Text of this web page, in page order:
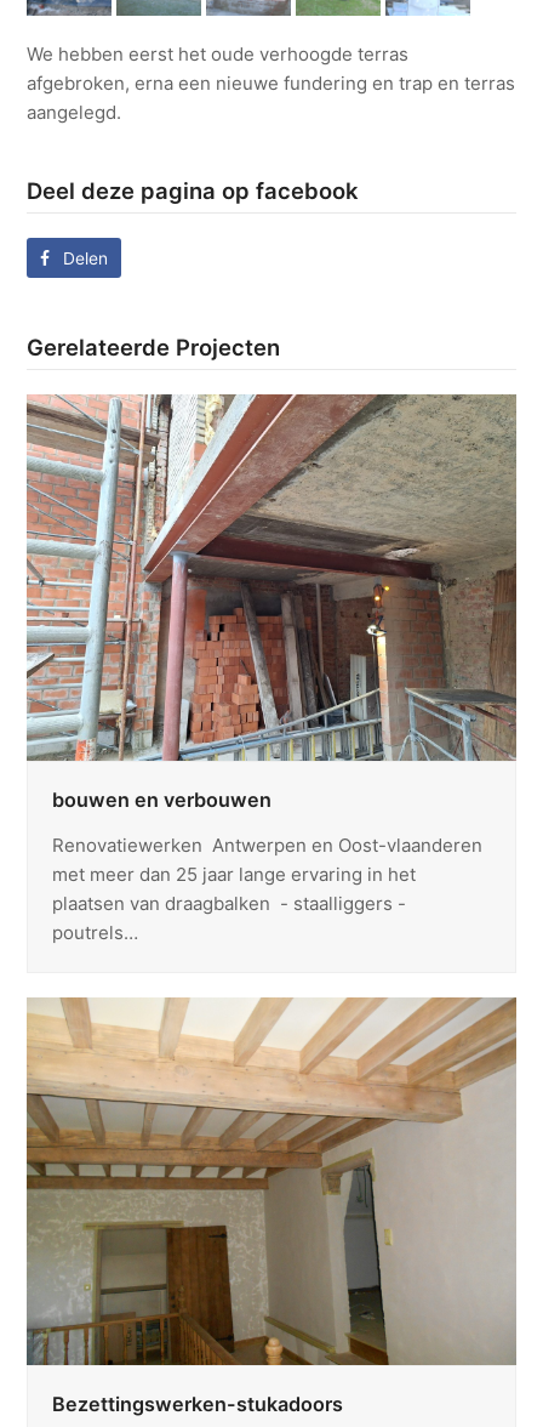
We hebben eerst het oude verhoogde terras
afgebroken, erna een nieuwe fundering en trap en terras
aangelegd.
Deel deze pagina op facebook
Delen
Gerelateerde Projecten
bouwen en verbouwen
Renovatiewerken Antwerpen en Oost-vlaanderen
met meer dan 25 jaar lange ervaring in het
plaatsen van draagbalken - staalliggers -
poutrels…
Bezettingswerken-stukadoors